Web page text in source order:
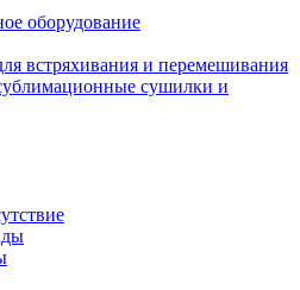
оборудование
встряхивания и перемешивания
сушилки и